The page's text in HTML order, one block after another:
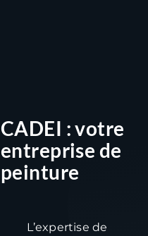
CADEI : votre
entreprise de
peinture
L’expertise de